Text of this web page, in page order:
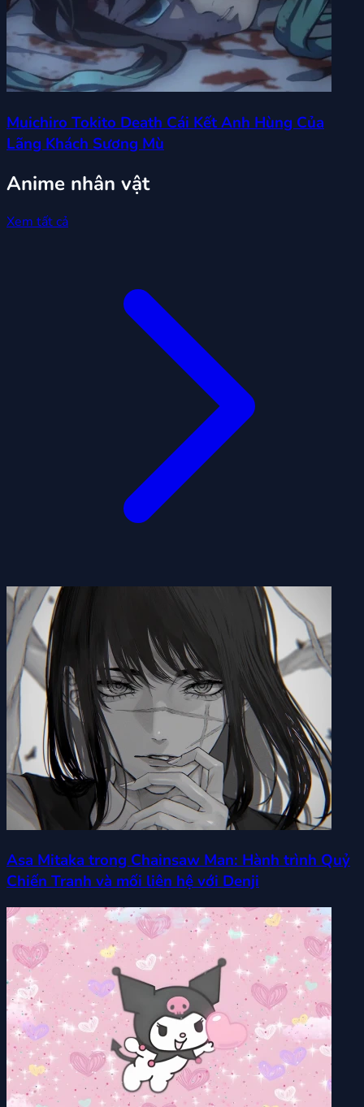
Muichiro Tokito Death Cái Kết Anh Hùng Của
Lãng Khách Sương Mù
Anime nhân vật
Xem tất cả
Asa Mitaka trong Chainsaw Man: Hành trình Quỷ
Chiến Tranh và mối liên hệ với Denji